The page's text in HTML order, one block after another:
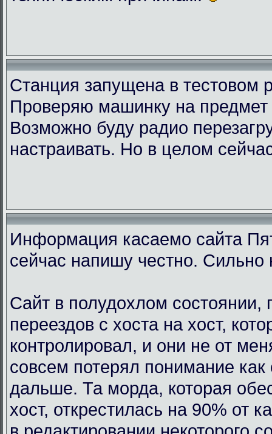
Станция запущена в тестовом
Проверяю машинку на предмет
Возможно буду радио
настраивать. Но в целом
Информация касаемо сайта
сейчас напишу честно. Сильно
Сайт в полудохлом состоянии,
переездов с хоста на хост,
контролировал, и они не от
совсем потерял понимание как
дальше. Та морда, которая
хост, открестилась на 90% от